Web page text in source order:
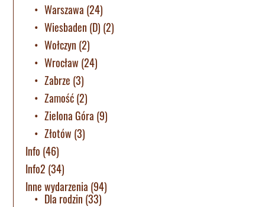
Warszawa (24)
Wiesbaden (D) (2)
Wołczyn (2)
Wrocław (24)
Zabrze (3)
Zamość(2)
Zielona Góra (9)
Złotów (3)
Info (46)
Info2 (34)
Inne wydarzenia (94)
Dla rodzin (33)